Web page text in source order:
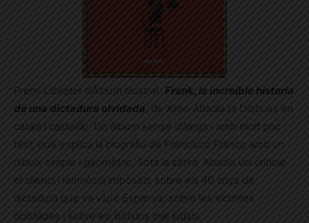
Premi Llibreter d’Àlbum il·lustrat: Frank, la increíble historia
de una dictadura olvidada, de Ximo Abadía (a Dibbuks en
català i castellà). Un àlbum sense diàlegs i amb molt poc
text, que explica la biografia de Francisco Franco amb un
dibuix simple i geomètric. Sota la sàtira, Abadía vol criticar
el silenci i l’amnèsia imposats sobre els 40 anys de
dictadura que va viure Espanya, sobre les víctimes
oblidades i sobre els botxins mai jutjats.